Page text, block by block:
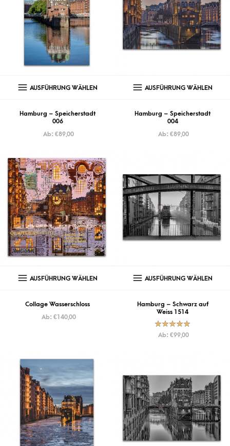
AUSFÜHRUNG WÄHLEN
Hamburg – Speicherstadt
006
Ab: €89,00
AUSFÜHRUNG WÄHLEN
Hamburg – Speicherstadt
004
Ab: €89,00
AUSFÜHRUNG WÄHLEN
Collage Wasserschloss
Ab: €140,00
AUSFÜHRUNG WÄHLEN
Hamburg – Schwarz auf
Weiss 1514
Bewertet mit
5.00 von
Ab: €99,00